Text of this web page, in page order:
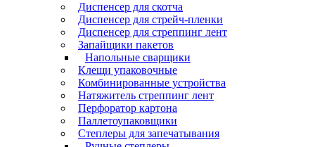
Диспенсер для скотча
Диспенсер для стрейч-пленки
Диспенсер для стреппинг лент
Запайщики пакетов
Напольные сварщики
Клещи упаковочные
Комбинированные устройства
Натяжитель стреппинг лент
Перфоратор картона
Паллетоупаковщики
Степлеры для запечатывания